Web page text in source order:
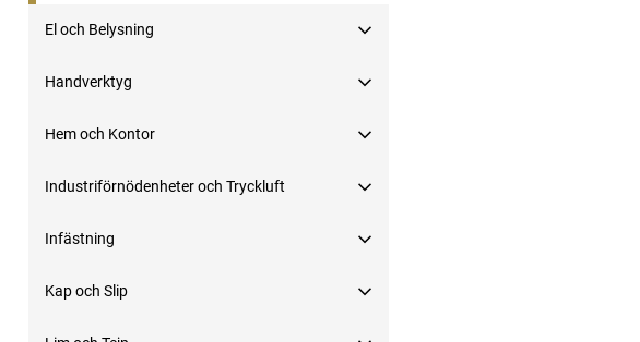
El och Belysning
Handverktyg
Hem och Kontor
Industriförnödenheter och Tryckluft
Infästning
Kap och Slip